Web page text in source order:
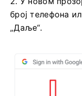
број телефона
„Даље“.